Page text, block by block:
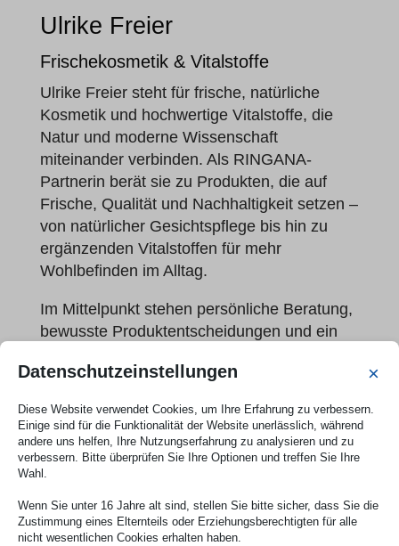
Ulrike Freier
Frischekosmetik & Vitalstoffe
Ulrike Freier steht für frische, natürliche
Kosmetik und hochwertige Vitalstoffe, die
Natur und moderne Wissenschaft
miteinander verbinden. Als RINGANA-
Partnerin berät sie zu Produkten, die auf
Frische, Qualität und Nachhaltigkeit setzen –
von natürlicher Gesichtspflege bis hin zu
ergänzenden Vitalstoffen für mehr
Wohlbefinden im Alltag.
Im Mittelpunkt stehen persönliche Beratung,
bewusste Produktentscheidungen und ein
und Lebensstil. Wer sich für frische
nachhaltige Lösungen interessiert, findet auf
der neuen Internetseite von Ulrike Freier
weitere Informationen und den direkten
Datenschutzeinstellungen ×
Diese Website verwendet Cookies, um Ihre Erfahrung zu verbessern.
Einige sind für die Funktionalität der Website unerlässlich, während
andere uns helfen, Ihre Nutzungserfahrung zu analysieren und zu
verbessern. Bitte überprüfen Sie Ihre Optionen und treffen Sie Ihre
Wahl.
Wenn Sie unter 16 Jahre alt sind, stellen Sie bitte sicher, dass Sie die
Zustimmung eines Elternteils oder Erziehungsberechtigten für alle
nicht wesentlichen Cookies erhalten haben.